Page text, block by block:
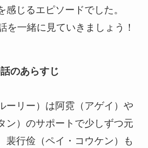
感じるエピソードでした。
を一緒に見ていきましょう！
のあらすじ
ーリー）は阿霓（アゲイ）や
ン）のサポートで少しずつ元
裴行俭（ペイ・コウケン）も